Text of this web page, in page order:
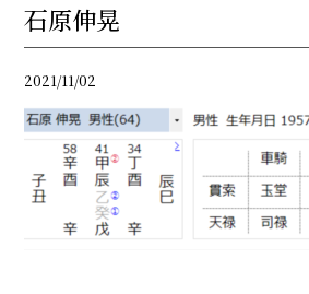
石原伸晃
2021/11/02